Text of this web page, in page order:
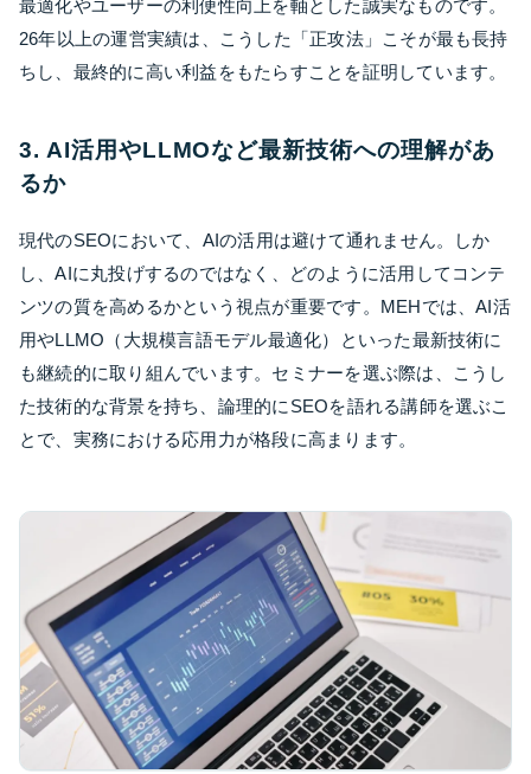
最適化やユーザーの利便性向上を軸とした誠実なものです。
26年以上の運営実績は、こうした「正攻法」こそが最も長持
ちし、最終的に高い利益をもたらすことを証明しています。
3. AI活用やLLMOなど最新技術への理解があ
るか
現代のSEOにおいて、AIの活用は避けて通れません。しか
し、AIに丸投げするのではなく、どのように活用してコンテ
ンツの質を高めるかという視点が重要です。MEHでは、AI活
用やLLMO（大規模言語モデル最適化）といった最新技術に
も継続的に取り組んでいます。セミナーを選ぶ際は、こうし
た技術的な背景を持ち、論理的にSEOを語れる講師を選ぶこ
とで、実務における応用力が格段に高まります。